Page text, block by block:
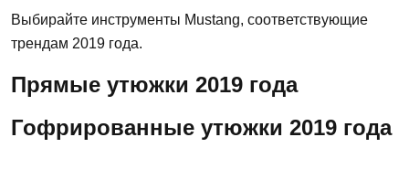
Выбирайте инструменты Mustang, соответствующие
трендам 2019 года.
Прямые утюжки 2019 года
Гофрированные утюжки 2019 года